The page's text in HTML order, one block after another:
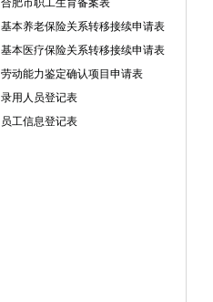
基本养老保险关系转移接续申请表
基本医疗保险关系转移接续申请表
劳动能力鉴定确认项目申请表
录用人员登记表
员工信息登记表